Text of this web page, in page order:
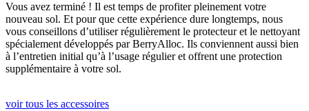
Vous avez terminé ! Il est temps de profiter pleinement votre
nouveau sol. Et pour que cette expérience dure longtemps, nous
vous conseillons d’utiliser régulièrement le protecteur et le nettoyant
spécialement développés par BerryAlloc. Ils conviennent aussi bien
à l’entretien initial qu’à l’usage régulier et offrent une protection
supplémentaire à votre sol.
voir tous les accessoires